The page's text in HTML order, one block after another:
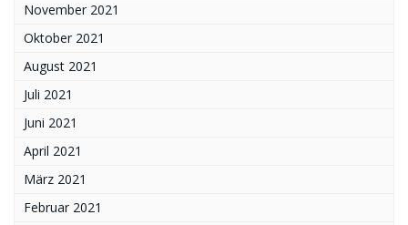
November 2021
Oktober 2021
August 2021
Juli 2021
Juni 2021
April 2021
März 2021
Februar 2021